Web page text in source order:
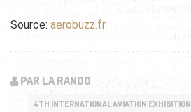
Source: aerobuzz.fr
PAR LA RANDO
4TH INTERNATIONAL AVIATION EXHIBITION